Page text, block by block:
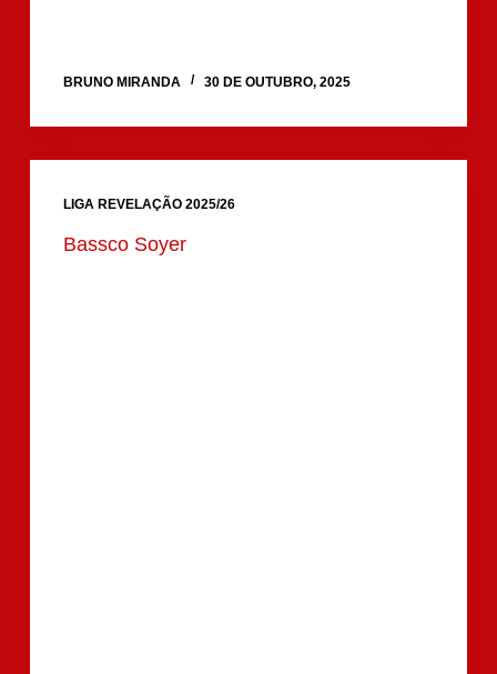
BRUNO MIRANDA 30 DE OUTUBRO, 2025
LIGA REVELAÇÃO 2025/26
Bassco Soyer